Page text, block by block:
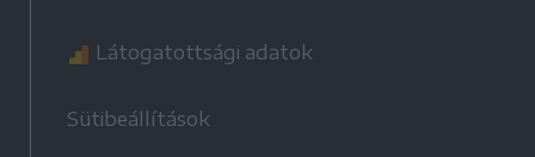
Látogatottsági adatok
Sütibeállítások